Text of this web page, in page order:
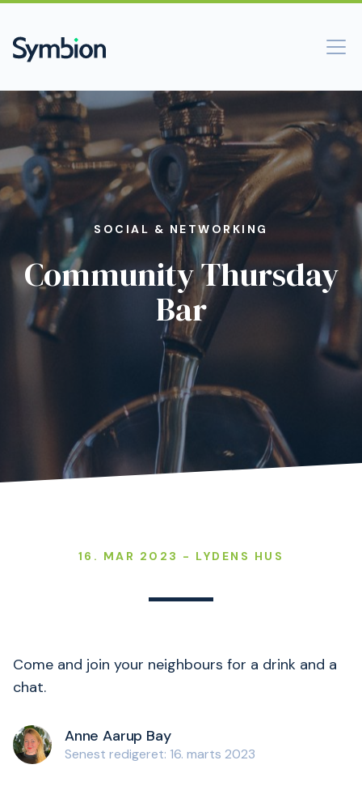
SOCIAL & NETWORKING
Community Thursday
Bar
16. MAR 2023 - LYDENS HUS
Come and join your neighbours for a drink and a
chat.
Anne Aarup Bay
Senest redigeret: 16. marts 2023